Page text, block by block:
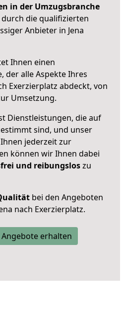
in der Umzugsbranche
die qualifizierten
Anbieter in Jena
Ihnen einen
der alle Aspekte Ihres
Exerzierplatz abdeckt, von
Umsetzung.
Dienstleistungen, die auf
sind, und unser
jederzeit zur
können wir Ihnen dabei
und reibungsloszu
bei den Angeboten
nach Exerzierplatz.
erhalten